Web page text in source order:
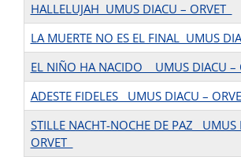
HALLELUJAH UMUS DIACU – ORVET
LA MUERTE NO ES EL FINAL UMUS
EL NIÑO HA NACIDO UMUS DIACU –
ADESTE FIDELES UMUS DIACU –
STILLE NACHT-NOCHE DE PAZ UMUS
ORVET